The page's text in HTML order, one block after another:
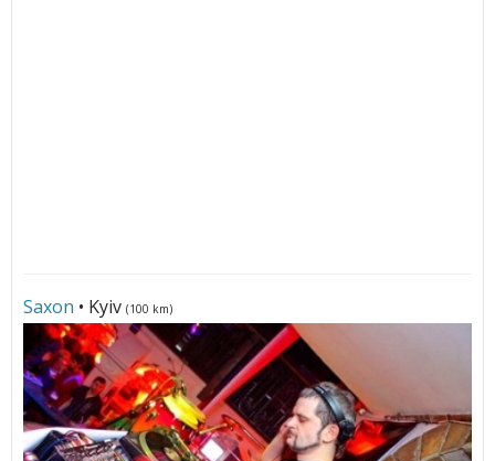
Saxon • Kyiv (100 km)